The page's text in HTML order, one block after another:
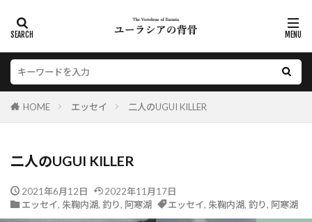
HOME エッセイ 二人のUGUI KILLER
二人のUGUI KILLER
2021年6月12日
2022年11月17日
エッセイ, 朱鞠内湖, 釣り, 阿寒湖 エッセイ, 朱鞠内湖, 釣り, 阿寒湖